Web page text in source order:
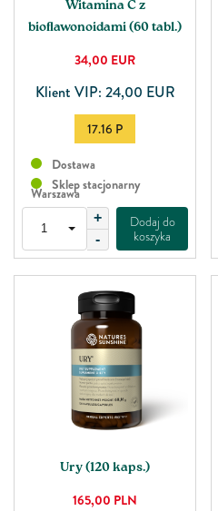
Witamina C z
bioﬂawonoidami (60 tabl.)
34,00 EUR
Klient VIP: 24,00 EUR
17.16 P
Dostawa
Sklep stacjonarny
Warszawa
+
-
Dodaj do
koszyka
Ury (120 kaps.)
165,00 PLN